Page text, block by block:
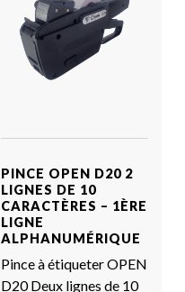
PINCE OPEN D20 2
LIGNES DE 10
CARACTÈRES – 1ÈRE
LIGNE
ALPHANUMÉRIQUE
Pince à étiqueter OPEN
D20 Deux lignes de 10